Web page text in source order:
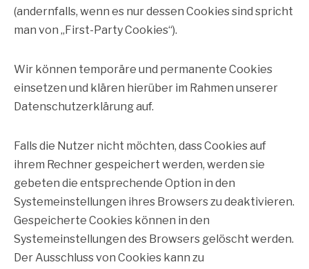
(andernfalls, wenn es nur dessen Cookies sind spricht
man von „First-Party Cookies“).
Wir können temporäre und permanente Cookies
einsetzen und klären hierüber im Rahmen unserer
Datenschutzerklärung auf.
Falls die Nutzer nicht möchten, dass Cookies auf
ihrem Rechner gespeichert werden, werden sie
gebeten die entsprechende Option in den
Systemeinstellungen ihres Browsers zu deaktivieren.
Gespeicherte Cookies können in den
Systemeinstellungen des Browsers gelöscht werden.
Der Ausschluss von Cookies kann zu